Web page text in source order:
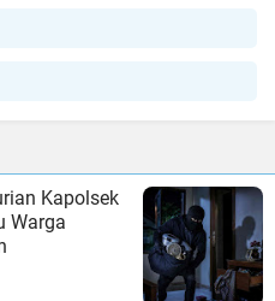
Kapolsek
Warga